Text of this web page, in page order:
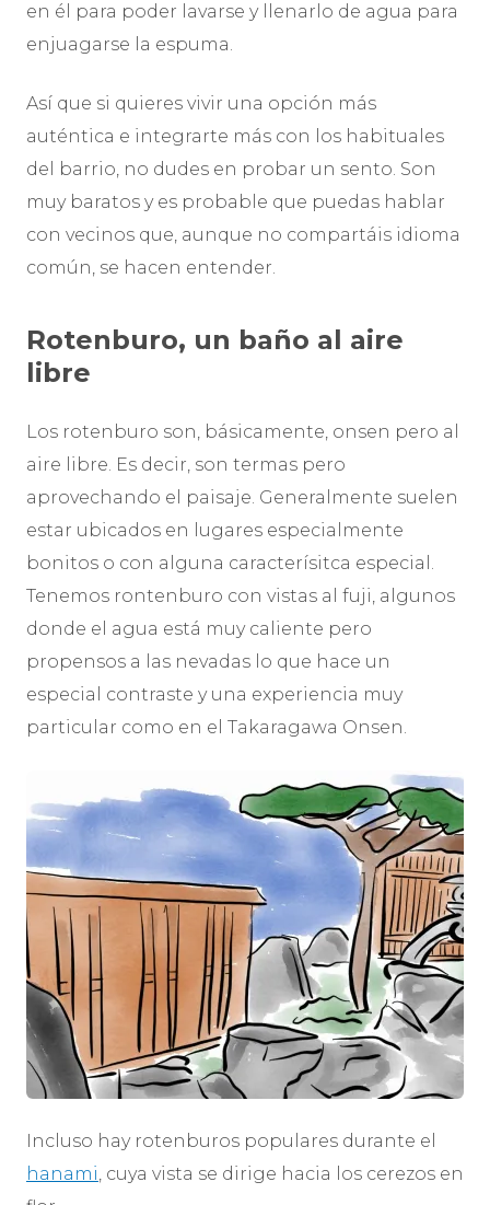
en él para poder lavarse y llenarlo de agua para
enjuagarse la espuma.
Así que si quieres vivir una opción más
auténtica e integrarte más con los habituales
del barrio, no dudes en probar un sento. Son
muy baratos y es probable que puedas hablar
con vecinos que, aunque no compartáis idioma
común, se hacen entender.
Rotenburo, un baño al aire
libre
Los rotenburo son, básicamente, onsen pero al
aire libre. Es decir, son termas pero
aprovechando el paisaje. Generalmente suelen
estar ubicados en lugares especialmente
bonitos o con alguna caracterísitca especial.
Tenemos rontenburo con vistas al fuji, algunos
donde el agua está muy caliente pero
propensos a las nevadas lo que hace un
especial contraste y una experiencia muy
particular como en el Takaragawa Onsen.
Incluso hay rotenburos populares durante el
hanami, cuya vista se dirige hacia los cerezos en